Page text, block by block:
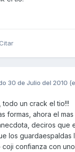
Citar
30 de Julio del 2010
todo un crack el tio!!!
formas, ahora el
deciros que
los guardaespaldas
coji confianza con